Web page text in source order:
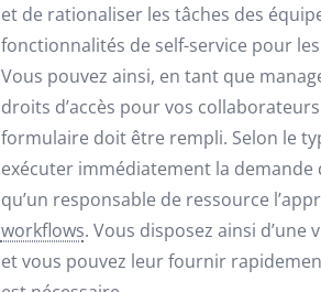
et de rationaliser les tâches des
fonctionnalités de self-service pour
Vous pouvez ainsi, en tant que
droits d’accès pour vos
formulaire doit être rempli. Selon le
exécuter immédiatement la demande
qu’un responsable de ressource
workflows. Vous disposez ainsi d’une
et vous pouvez leur fournir